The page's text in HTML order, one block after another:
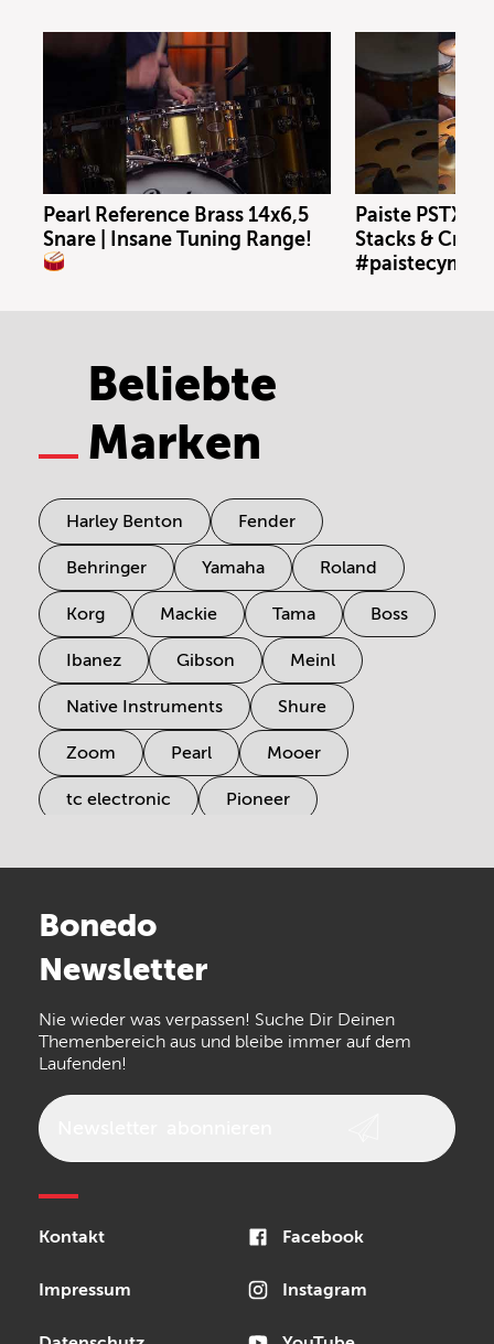
Pearl Reference Brass 14x6,5
Snare | Insane Tuning Range!
Paiste PSTX
Stacks &
Beliebte
Marken
Harley Benton Fender
Behringer Yamaha Roland
Korg Mackie Tama Boss
Ibanez Gibson Meinl
Native Instruments Shure
Zoom Pearl Mooer
tc electronic Pioneer
Arturia
the t.bone
Walrus Audio Epiphone
Bonedo
Newsletter
Nie wieder was verpassen! Suche Dir Deinen
Themenbereich aus und bleibe immer auf dem
Laufenden!
Kontakt
Impressum
Facebook
Instagram